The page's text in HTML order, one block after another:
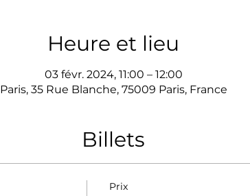
Heure et lieu
03 févr. 2024, 11:00 – 12:00
Paris, 35 Rue Blanche, 75009 Paris, France
Billets
Prix